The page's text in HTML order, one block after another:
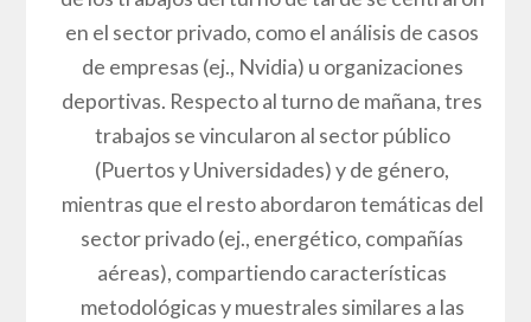
en el sector privado, como el análisis de casos
de empresas (ej., Nvidia) u organizaciones
deportivas. Respecto al turno de mañana, tres
trabajos se vincularon al sector público
(Puertos y Universidades) y de género,
mientras que el resto abordaron temáticas del
sector privado (ej., energético, compañías
aéreas), compartiendo características
metodológicas y muestrales similares a las